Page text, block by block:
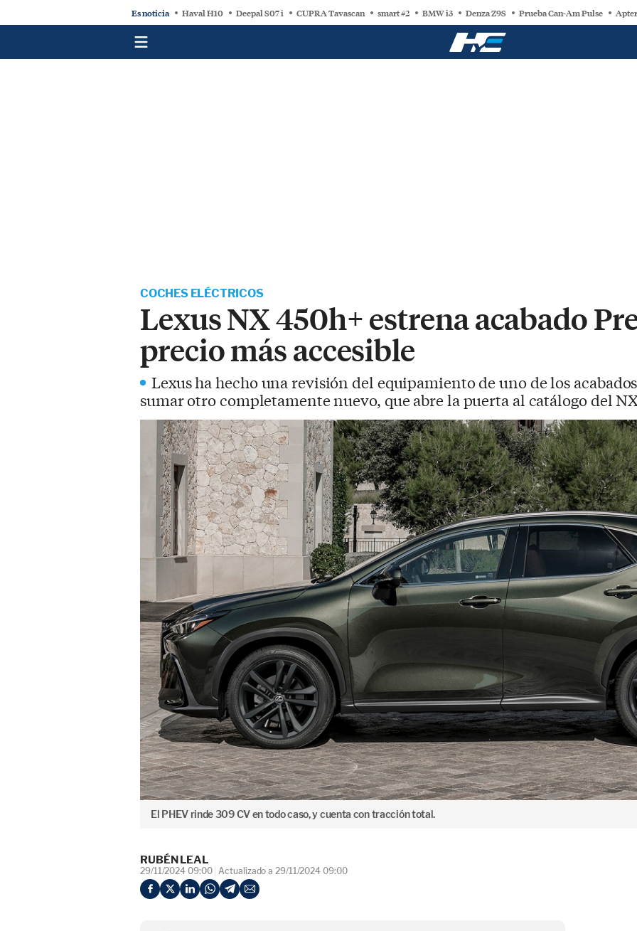
Es noticia Haval H10 Deepal S07 i CUPRA Tavascan smart #2 BMW i3 Denza Z9S Prueba Can-Am Pulse
COCHES ELÉCTRICOS
Lexus NX 450h+ estrena acabado
precio más accesible
Lexus ha hecho una revisión del equipamiento de uno de los
sumar otro completamente nuevo, que abre la puerta al catálogo del
El PHEV rinde 309 CV en todo caso, y cuenta con tracción total.
RUBÉN LEAL
29/11/2024 09:00 Actualizado a 29/11/2024 09:00